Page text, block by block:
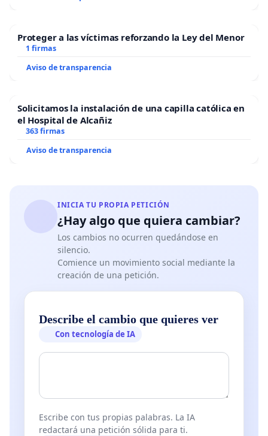
Proteger a las víctimas reforzando la Ley del Menor
1 firmas
Aviso de transparencia
Solicitamos la instalación de una capilla católica en
el Hospital de Alcañiz
363 firmas
Aviso de transparencia
INICIA TU PROPIA PETICIÓN
¿Hay algo que quiera cambiar?
Los cambios no ocurren quedándose en
silencio.
Comience un movimiento social mediante la
creación de una petición.
Describe el cambio que quieres ver
Con tecnología de IA
Escribe con tus propias palabras. La IA
redactará una petición sólida para ti.